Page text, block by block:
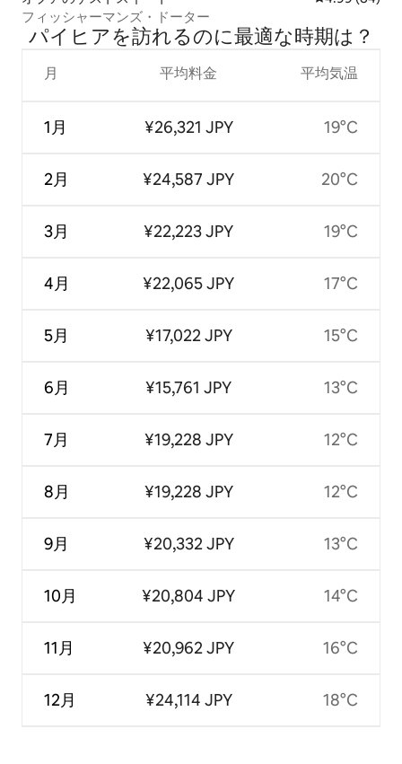
フィッシャーマンズ・ドーター
パイヒアを訪⁠れ⁠るの⁠に最⁠適⁠な時⁠期⁠は⁠？
月
1月
2月
3月
4月
5月
6月
7月
8月
9月
10月
11月
12月
平均料金
¥26,321 JPY
¥24,587 JPY
¥22,223 JPY
¥22,065 JPY
¥17,022 JPY
¥15,761 JPY
¥19,228 JPY
¥19,228 JPY
¥20,332 JPY
¥20,804 JPY
¥20,962 JPY
¥24,114 JPY
平均気温
19°C
20°C
19°C
17°C
15°C
13°C
12°C
12°C
13°C
14°C
16°C
18°C